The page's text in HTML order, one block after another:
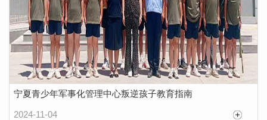
宁夏青少年军事化管理中心叛逆孩子教育指南
2024-11-04